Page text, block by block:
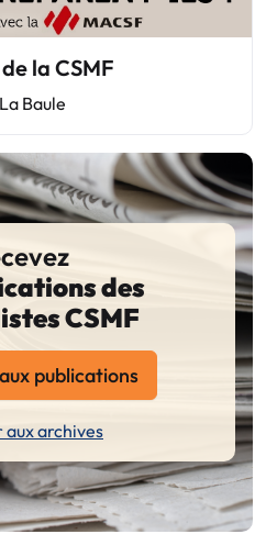
la CSMF
Baule
des
CSMF
publications
aux archives